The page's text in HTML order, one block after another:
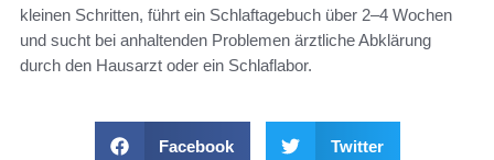
kleinen Schritten, führt ein Schlaftagebuch über 2–4 Wochen
und sucht bei anhaltenden Problemen ärztliche Abklärung
durch den Hausarzt oder ein Schlaflabor.
Facebook Twitter